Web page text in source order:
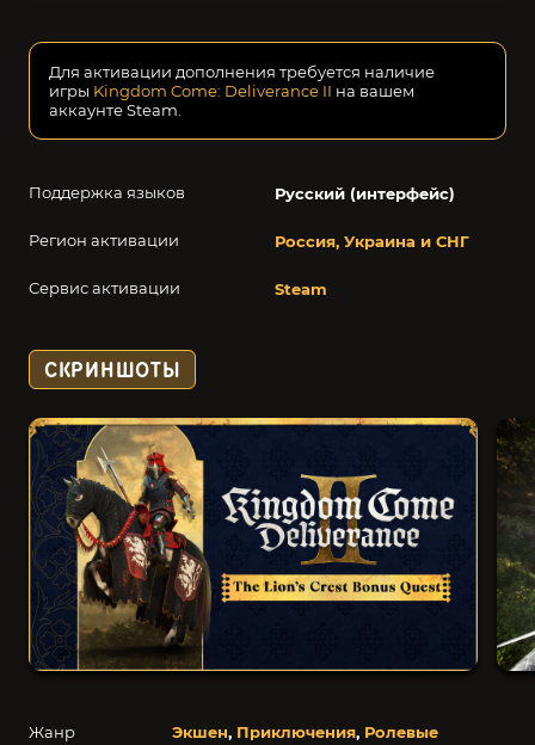
Поддержка языков Русский (интерфейс)
Регион активации Россия, Украина и СНГ
Сервис активации Steam
Для активации дополнения требуется наличие
игры Kingdom Come: Deliverance II на вашем
аккаунте Steam.
Жанр Экшен, Приключения, Ролевые
СКРИНШОТЫ